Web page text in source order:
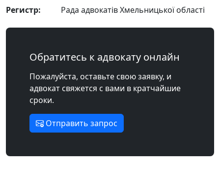
Регистр:
Рада адвокатів Хмельницької області
Обратитесь к адвокату онлайн
Пожалуйста, оставьте свою заявку, и
адвокат свяжется с вами в кратчайшие
сроки.
Отправить запрос